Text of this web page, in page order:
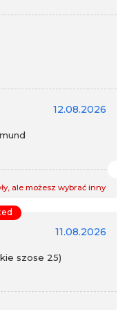
12.08.2026
ale możesz wybrać inny
11.08.2026
szose 25)